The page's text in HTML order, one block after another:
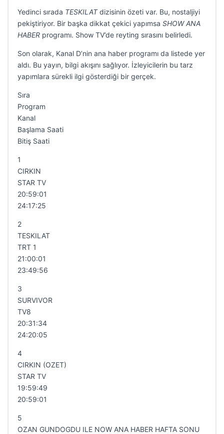
Yedinci sırada TESKILATdizisinin özeti var. Bu, nostaljiyi
pekiştiriyor. Bir başka dikkat çekici yapımsa SHOW ANA
HABER programı. Show TV’de reyting sırasını belirledi.
Son olarak, Kanal D’nin ana haber programı da listede yer
aldı. Bu yayın, bilgi akışını sağlıyor. İzleyicilerin bu tarz
yapımlara sürekli ilgi gösterdiği bir gerçek.
Sıra
Program
Kanal
Başlama Saati
Bitiş Saati
1
CIRKIN
STAR TV
20:59:01
24:17:25
2
TESKILAT
TRT 1
21:00:01
23:49:56
3
SURVIVOR
TV8
20:31:34
24:20:05
4
CIRKIN (OZET)
STAR TV
19:59:49
20:59:01
5
OZAN GUNDOGDU ILE NOW ANA HABER HAFTA SONU